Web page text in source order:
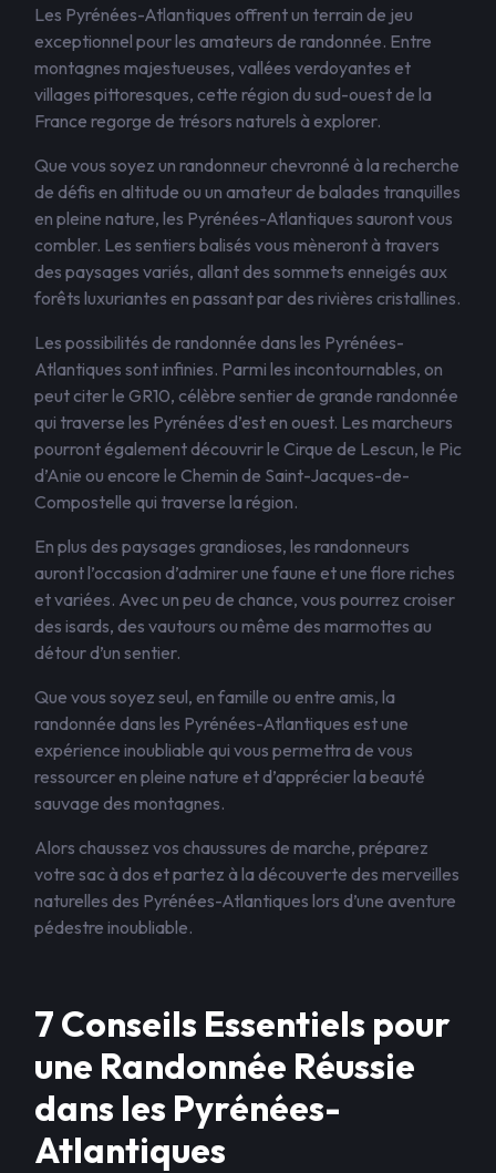
Les Pyrénées-Atlantiques offrent un terrain de jeu
exceptionnel pour les amateurs de randonnée. Entre
montagnes majestueuses, vallées verdoyantes et
villages pittoresques, cette région du sud-ouest de la
France regorge de trésors naturels à explorer.
Que vous soyez un randonneur chevronné à la recherche
de défis en altitude ou un amateur de balades tranquilles
en pleine nature, les Pyrénées-Atlantiques sauront vous
combler. Les sentiers balisés vous mèneront à travers
des paysages variés, allant des sommets enneigés aux
forêts luxuriantes en passant par des rivières cristallines.
Les possibilités de randonnée dans les Pyrénées-
Atlantiques sont infinies. Parmi les incontournables, on
peut citer le GR10, célèbre sentier de grande randonnée
qui traverse les Pyrénées d’est en ouest. Les marcheurs
pourront également découvrir le Cirque de Lescun, le Pic
d’Anie ou encore le Chemin de Saint-Jacques-de-
Compostelle qui traverse la région.
En plus des paysages grandioses, les randonneurs
auront l’occasion d’admirer une faune et une flore riches
et variées. Avec un peu de chance, vous pourrez croiser
des isards, des vautours ou même des marmottes au
détour d’un sentier.
Que vous soyez seul, en famille ou entre amis, la
randonnée dans les Pyrénées-Atlantiques est une
expérience inoubliable qui vous permettra de vous
ressourcer en pleine nature et d’apprécier la beauté
sauvage des montagnes.
Alors chaussez vos chaussures de marche, préparez
votre sac à dos et partez à la découverte des merveilles
naturelles des Pyrénées-Atlantiques lors d’une aventure
pédestre inoubliable.
7 Conseils Essentiels pour
une Randonnée Réussie
dans les Pyrénées-
Atlantiques